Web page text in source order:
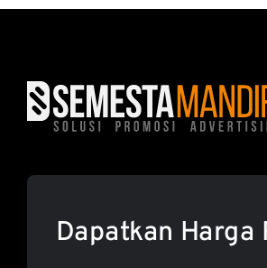
Dapatkan Harga